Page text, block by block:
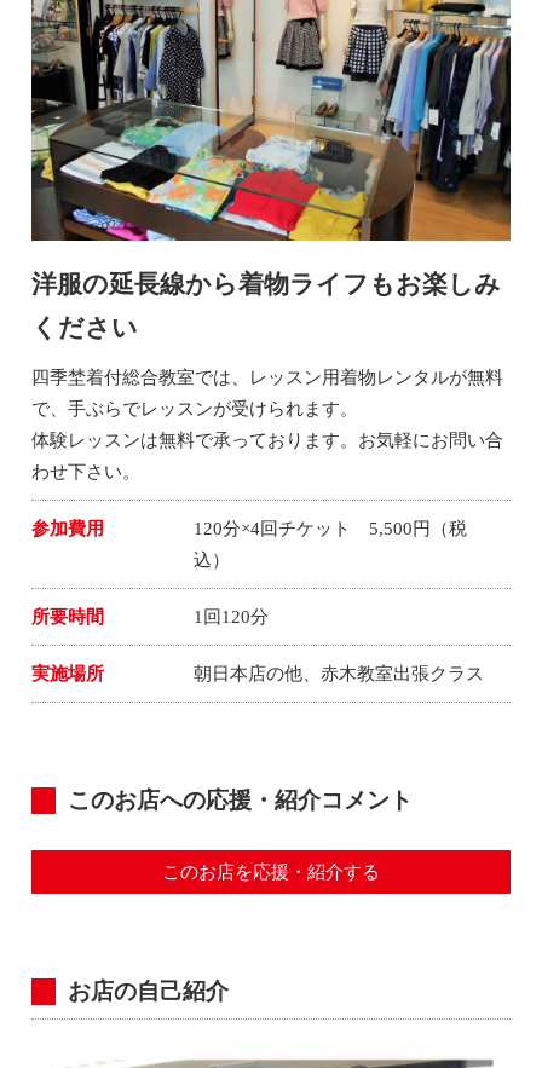
洋服の延長線から着物ライフもお楽しみ
ください
四季埜着付総合教室では、レッスン用着物レンタルが無料
で、手ぶらでレッスンが受けられます。
体験レッスンは無料で承っております。お気軽にお問い合
わせ下さい。
参加費用
120分×4回チケット 5,500円（税
込）
所要時間 1回120分
実施場所 朝日本店の他、赤木教室出張クラス
このお店への応援・紹介コメント
このお店を応援・紹介する
お店の自己紹介